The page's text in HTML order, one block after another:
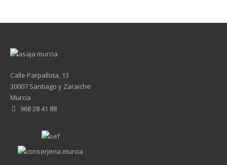
Calle Parpallota, 13
30007 Santiago y Zaraiche
Murcia
968 28 41 88